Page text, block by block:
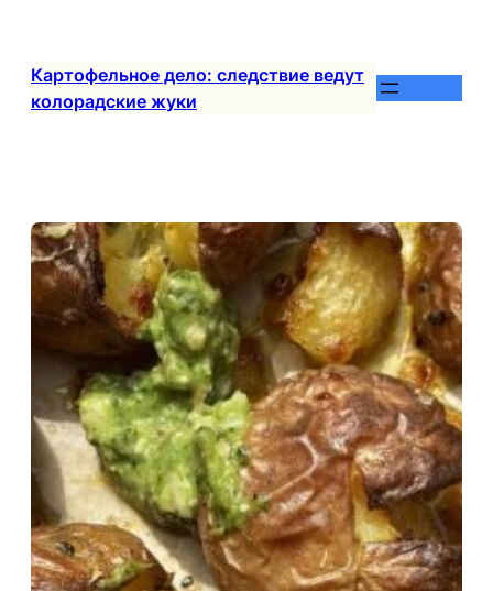
содержимому
Картофельное дело: следствие ведут
колорадские жуки